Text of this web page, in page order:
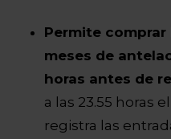
Permite
meses de
horas antes de
a las 23.55 horas
registra las